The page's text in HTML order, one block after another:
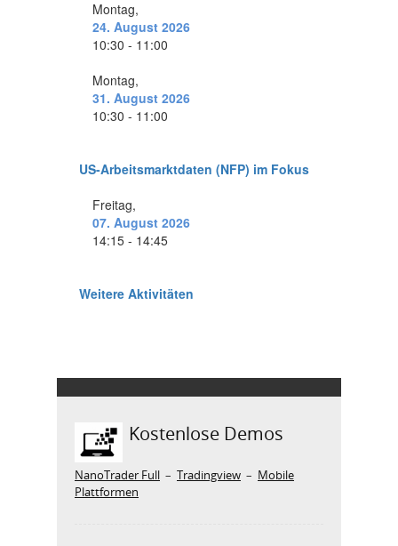
Kostenlose Demos
NanoTrader Full – Tradingview – Mobile
Plattformen